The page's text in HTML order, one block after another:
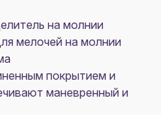
на молнии
мелочей на молнии
покрытием и
маневренный и